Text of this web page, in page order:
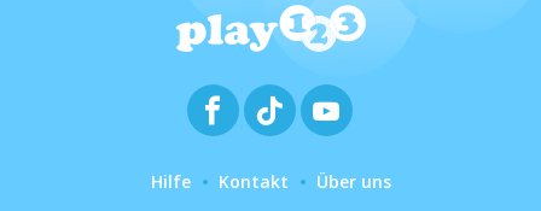
Hilfe Kontakt Über uns